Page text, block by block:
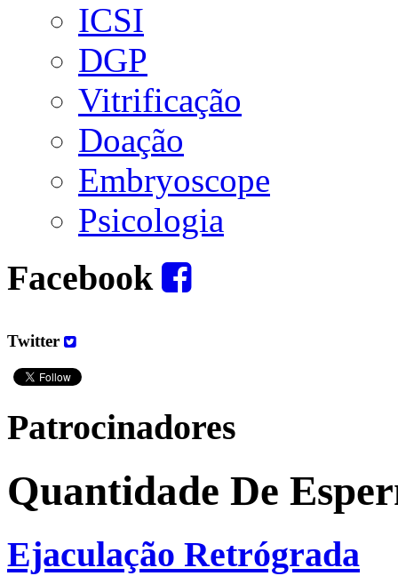
ICSI
DGP
Vitrificação
Doação
Embryoscope
Psicologia
Facebook
Twitter
Patrocinadores
Quantidade De
Ejaculação Retrógrada